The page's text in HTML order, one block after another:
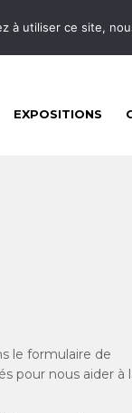
EXPOSITIONS
le formulaire de
pour nous aider à
à utiliser ce site,